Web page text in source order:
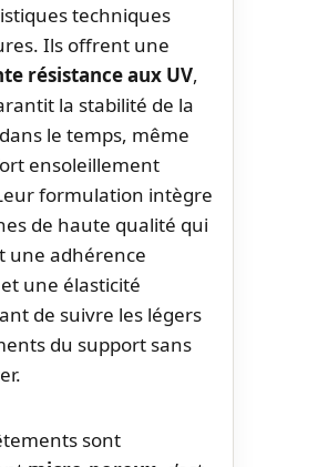
techniques
Ils offrent une
résistance aux UV,
la stabilité de la
le temps, même
ensoleillement
formulation intègre
de haute qualité qui
une adhérence
une élasticité
de suivre les légers
du support sans
sont